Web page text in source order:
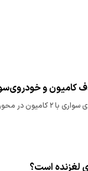
ساعتی قبل برخورد ۲
لغزنده است؟